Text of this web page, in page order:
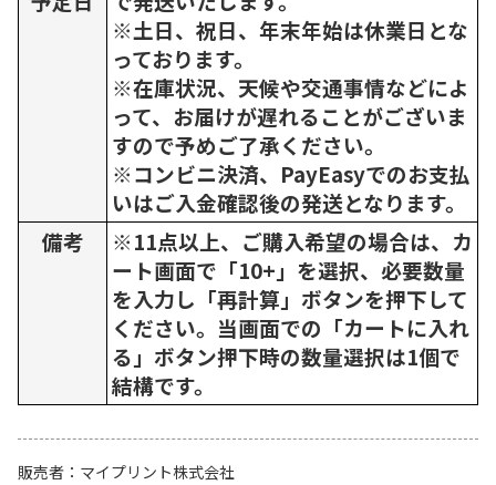
※土日、祝日、年末年始は休業日とな
っております。
※在庫状況、天候や交通事情などによ
って、お届けが遅れることがございま
すので予めご了承ください。
※コンビニ決済、PayEasyでのお支払
いはご入金確認後の発送となります。
備考
※11点以上、ご購入希望の場合は、カ
ート画面で「10+」を選択、必要数量
を入力し「再計算」ボタンを押下して
ください。当画面での「カートに入れ
る」ボタン押下時の数量選択は1個で
結構です。
販売者
マイプリント株式会社